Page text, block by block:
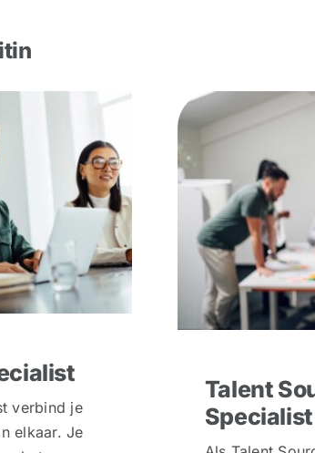
verbind je
elkaar. Je
Talent
Specialist